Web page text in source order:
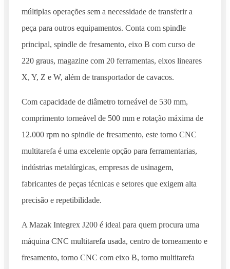
múltiplas operações sem a necessidade de transferir a
peça para outros equipamentos. Conta com spindle
principal, spindle de fresamento, eixo B com curso de
220 graus, magazine com 20 ferramentas, eixos lineares
X, Y, Z e W, além de transportador de cavacos.
Com capacidade de diâmetro torneável de 530 mm,
comprimento torneável de 500 mm e rotação máxima de
12.000 rpm no spindle de fresamento, este torno CNC
multitarefa é uma excelente opção para ferramentarias,
indústrias metalúrgicas, empresas de usinagem,
fabricantes de peças técnicas e setores que exigem alta
precisão e repetibilidade.
A Mazak Integrex J200 é ideal para quem procura uma
máquina CNC multitarefa usada, centro de torneamento e
fresamento, torno CNC com eixo B, torno multitarefa